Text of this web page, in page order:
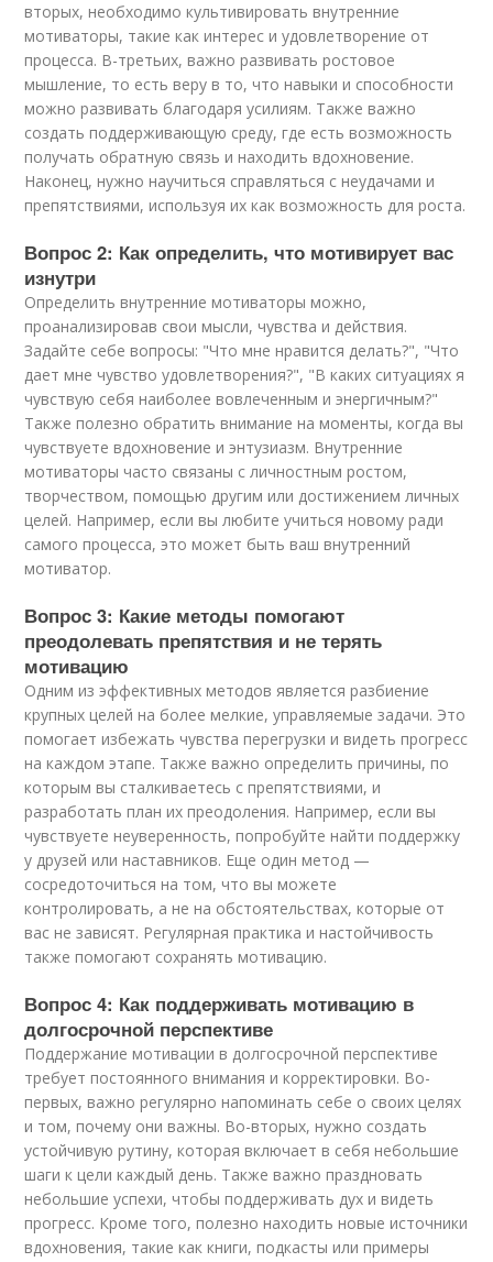
вторых, необходимо культивировать внутренние
мотиваторы, такие как интерес и удовлетворение от
процесса. В-третьих, важно развивать ростовое
мышление, то есть веру в то, что навыки и способности
можно развивать благодаря усилиям. Также важно
создать поддерживающую среду, где есть возможность
получать обратную связь и находить вдохновение.
Наконец, нужно научиться справляться с неудачами и
препятствиями, используя их как возможность для роста.
Вопрос 2: Как определить, что мотивирует вас
изнутри
Определить внутренние мотиваторы можно,
проанализировав свои мысли, чувства и действия.
Задайте себе вопросы: "Что мне нравится делать?", "Что
дает мне чувство удовлетворения?", "В каких ситуациях я
чувствую себя наиболее вовлеченным и энергичным?"
Также полезно обратить внимание на моменты, когда вы
чувствуете вдохновение и энтузиазм. Внутренние
мотиваторы часто связаны с личностным ростом,
творчеством, помощью другим или достижением личных
целей. Например, если вы любите учиться новому ради
самого процесса, это может быть ваш внутренний
мотиватор.
Вопрос 3: Какие методы помогают
преодолевать препятствия и не терять
мотивацию
Одним из эффективных методов является разбиение
крупных целей на более мелкие, управляемые задачи. Это
помогает избежать чувства перегрузки и видеть прогресс
на каждом этапе. Также важно определить причины, по
которым вы сталкиваетесь с препятствиями, и
разработать план их преодоления. Например, если вы
чувствуете неуверенность, попробуйте найти поддержку
у друзей или наставников. Еще один метод —
сосредоточиться на том, что вы можете
контролировать, а не на обстоятельствах, которые от
вас не зависят. Регулярная практика и настойчивость
также помогают сохранять мотивацию.
Вопрос 4: Как поддерживать мотивацию в
долгосрочной перспективе
Поддержание мотивации в долгосрочной перспективе
требует постоянного внимания и корректировки. Во-
первых, важно регулярно напоминать себе о своих целях
и том, почему они важны. Во-вторых, нужно создать
устойчивую рутину, которая включает в себя небольшие
шаги к цели каждый день. Также важно праздновать
небольшие успехи, чтобы поддерживать дух и видеть
прогресс. Кроме того, полезно находить новые источники
вдохновения, такие как книги, подкасты или примеры